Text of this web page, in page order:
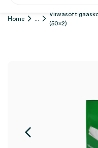
Home ...
Vliwasoft
(50×2)